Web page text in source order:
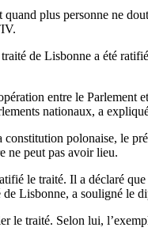
plus personne ne
de Lisbonne a été
entre le Parlement
nationaux, a expliqué
polonaise, le
ne peut pas avoir lieu.
le traité. Il a déclaré
Lisbonne, a souligné le
traité. Selon lui,